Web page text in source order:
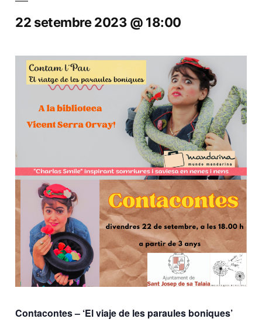
22 setembre 2023 @ 18:00
Contacontes – ‘El viaje de les paraules boniques’